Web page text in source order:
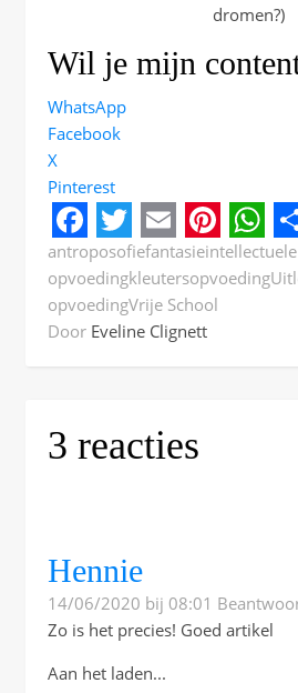
dromen?)
Wil je mijn
WhatsApp
Facebook
X
Pinterest
Facebook
Twitter
Email
antroposofiefantasieintellectuele
opvoedingkleutersopvoeding
opvoedingVrije School
Door Eveline Clignett
3 reacties
Hennie
14/06/2020 bij 08:01
Zo is het precies! Goed artikel
Aan het laden...